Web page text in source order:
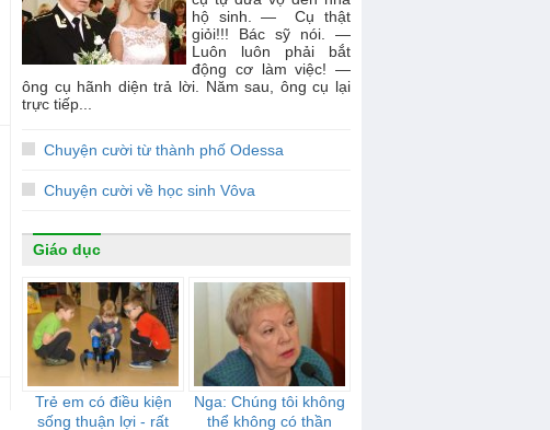
hộ sinh. — Cụ thật
giỏi!!! Bác sỹ nói. —
Luôn luôn phải bắt
động cơ làm việc! —
ông cụ hãnh diện trả lời. Năm sau, ông cụ lại
trực tiếp...
Chuyện cười từ thành phố Odessa
Chuyện cười về học sinh Vôva
Giáo dục
Trẻ em có điều kiện
sống thuận lợi - rất
Nga: Chúng tôi không
thể không có thần